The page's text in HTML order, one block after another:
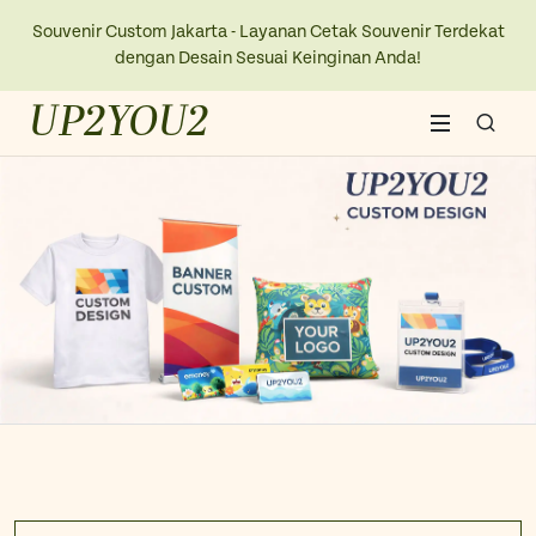
Souvenir Custom Jakarta - Layanan Cetak Souvenir Terdekat
dengan Desain Sesuai Keinginan Anda!
UP2YOU2
About Us
Blogs
Contact Us
New Collection